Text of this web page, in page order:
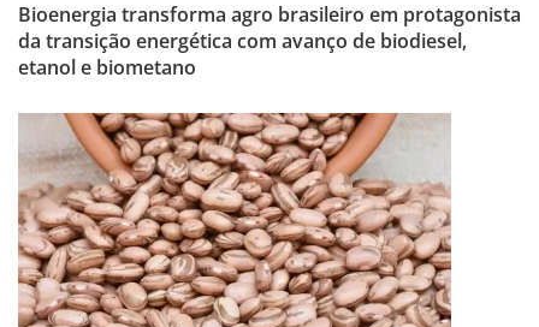
Bioenergia transforma agro brasileiro em protagonista
da transição energética com avanço de biodiesel,
etanol e biometano